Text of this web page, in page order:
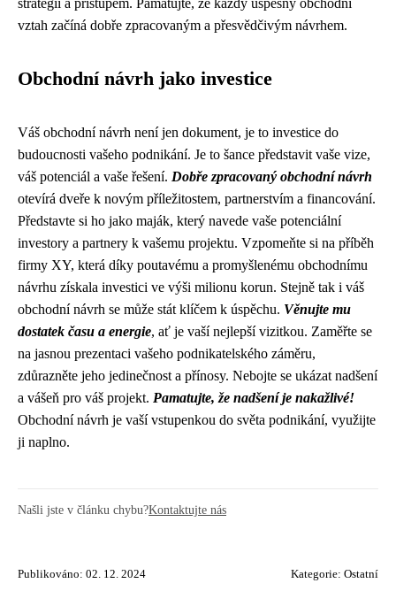
strategií a přístupem. Pamatujte, že každý úspěšný obchodní
vztah začíná dobře zpracovaným a přesvědčivým návrhem.
Obchodní návrh jako investice
Váš obchodní návrh není jen dokument, je to investice do
budoucnosti vašeho podnikání. Je to šance představit vaše vize,
váš potenciál a vaše řešení. Dobře zpracovaný obchodní návrh
otevírá dveře k novým příležitostem, partnerstvím a financování.
Představte si ho jako maják, který navede vaše potenciální
investory a partnery k vašemu projektu. Vzpomeňte si na příběh
firmy XY, která díky poutavému a promyšlenému obchodnímu
návrhu získala investici ve výši milionu korun. Stejně tak i váš
obchodní návrh se může stát klíčem k úspěchu. Věnujte mu
dostatek času a energie, ať je vaší nejlepší vizitkou. Zaměřte se
na jasnou prezentaci vašeho podnikatelského záměru,
zdůrazněte jeho jedinečnost a přínosy. Nebojte se ukázat nadšení
a vášeň pro váš projekt. Pamatujte, že nadšení je nakažlivé!
Obchodní návrh je vaší vstupenkou do světa podnikání, využijte
ji naplno.
Našli jste v článku chybu?Kontaktujte nás
Publikováno: 02. 12. 2024 Kategorie: Ostatní